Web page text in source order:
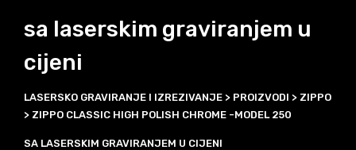
sa laserskim graviranjem u
cijeni
LASERSKO GRAVIRANJE I IZREZIVANJE > PROIZVODI > ZIPPO
> ZIPPO CLASSIC HIGH POLISH CHROME -MODEL 250
SA LASERSKIM GRAVIRANJEM U CIJENI